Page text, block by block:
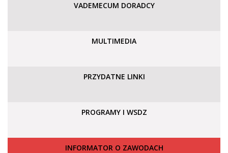
VADEMECUM DORADCY
MULTIMEDIA
PRZYDATNE LINKI
PROGRAMY I WSDZ
INFORMATOR O ZAWODACH